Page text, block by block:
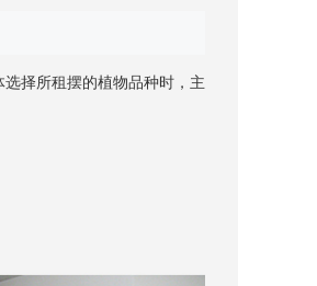
择所租摆的植物品种时，主